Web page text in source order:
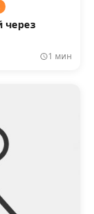
через
1 мин